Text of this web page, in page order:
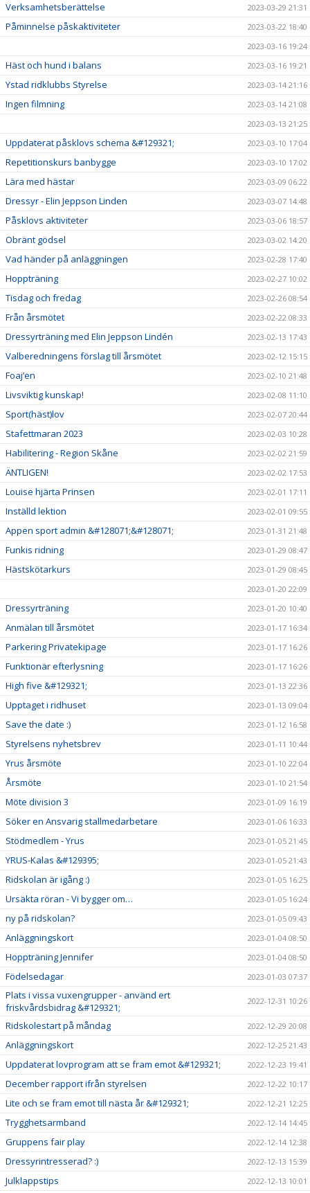
Verksamhetsberättelse 2023-03-29 21:31
Påminnelse påskaktiviteter
2023-03-22 18:40
2023-03-16 19:24
Häst och hund i balans 2023-03-16 19:21
Ystad ridklubbs Styrelse 2023-03-14 21:16
Ingen filmning
2023-03-14 21:08
2023-03-13 21:25
Uppdaterat påsklovs schema &#129321; 2023-03-10 17:04
Repetitionskurs banbygge 2023-03-10 17:02
Lära med hästar 2023-03-09 06:22
Dressyr - Elin Jeppson Linden 2023-03-07 14:48
Påsklovs aktiviteter 2023-03-06 18:57
Obränt gödsel 2023-03-02 14:20
Vad händer på anläggningen 2023-02-28 17:40
Hoppträning 2023-02-27 10:02
Tisdag och fredag 2023-02-26 08:54
Från årsmötet 2023-02-22 08:33
Dressyrträning med Elin Jeppson Lindén 2023-02-13 17:43
Valberedningens förslag till årsmötet 2023-02-12 15:15
Foaj’en 2023-02-10 21:48
Livsviktig kunskap! 2023-02-08 11:10
Sport(häst)lov 2023-02-07 20:44
Stafettmaran 2023 2023-02-03 10:28
Habilitering - Region Skåne 2023-02-02 21:59
ÄNTLIGEN! 2023-02-02 17:53
Louise hjärta Prinsen 2023-02-01 17:11
Inställd lektion 2023-02-01 09:55
Appen sport admin &#128071;&#128071; 2023-01-31 21:48
Funkis ridning 2023-01-29 08:47
Hästskötarkurs
2023-01-29 08:45
2023-01-20 22:09
Dressyrträning 2023-01-20 10:40
Anmälan till årsmötet 2023-01-17 16:34
Parkering Privatekipage 2023-01-17 16:26
Funktionär efterlysning 2023-01-17 16:26
High five &#129321; 2023-01-13 22:36
Upptaget i ridhuset 2023-01-13 09:04
Save the date :) 2023-01-12 16:58
Styrelsens nyhetsbrev 2023-01-11 10:44
Yrus årsmöte 2023-01-10 22:04
Årsmöte 2023-01-10 21:54
Möte division 3 2023-01-09 16:19
Söker en Ansvarig stallmedarbetare 2023-01-06 16:33
Stödmedlem - Yrus 2023-01-05 21:45
YRUS-Kalas &#129395; 2023-01-05 21:43
Ridskolan är igång :) 2023-01-05 16:25
Ursäkta röran - Vi bygger om… 2023-01-05 16:24
ny på ridskolan? 2023-01-05 09:43
Anläggningskort 2023-01-04 08:50
Hoppträning Jennifer 2023-01-04 08:50
Födelsedagar 2023-01-03 07:37
Plats i vissa vuxengrupper - använd ert
friskvårdsbidrag &#129321;
2022-12-31 10:26
Ridskolestart på måndag 2022-12-29 20:08
Anläggningskort 2022-12-25 21:43
Uppdaterat lovprogram att se fram emot &#129321; 2022-12-23 19:41
December rapport ifrån styrelsen 2022-12-22 10:17
Lite och se fram emot till nästa år &#129321; 2022-12-21 12:25
Trygghetsarmband 2022-12-14 14:45
Gruppens fair play 2022-12-14 12:38
Dressyrintresserad? :) 2022-12-13 15:39
Julklappstips 2022-12-13 10:01